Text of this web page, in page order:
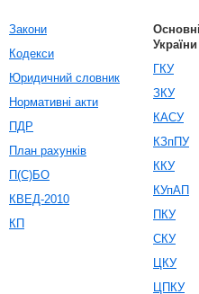
Закони
Кодекси
Юридичний словник
Нормативні акти
ПДР
План рахунків
П(С)БО
КВЕД-2010
КП
України
ГКУ
ЗКУ
КАСУ
КЗпПУ
ККУ
КУпАП
ПКУ
СКУ
ЦКУ
ЦПКУ